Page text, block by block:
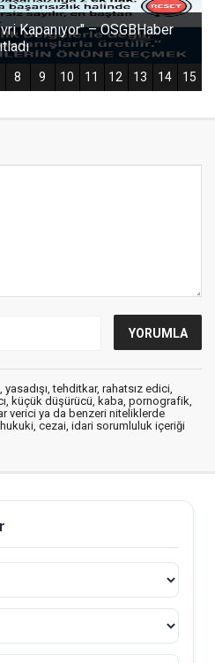
tehditkar, rahatsız edici,
küçük düşürücü, kaba, pornografik,
verici ya da benzeri niteliklerde
cezai, idari sorumluluk içeriği